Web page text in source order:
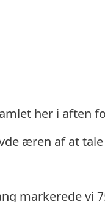
her i aften
æren af at
markerede vi